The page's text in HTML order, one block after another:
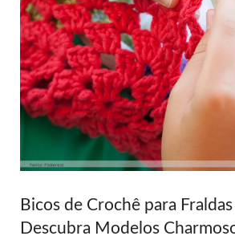
Bicos de Crochê para
Descubra Modelos